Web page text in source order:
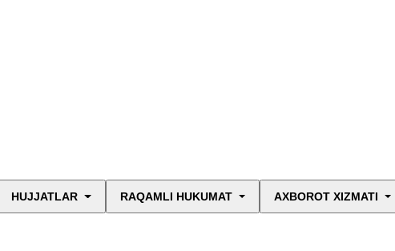
HUJJATLAR RAQAMLI HUKUMAT AXBOROT XIZMATI